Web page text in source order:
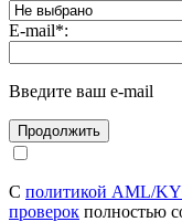
E-mail*:
Введите ваш e-mail
С политикой AML/
проверок полностью